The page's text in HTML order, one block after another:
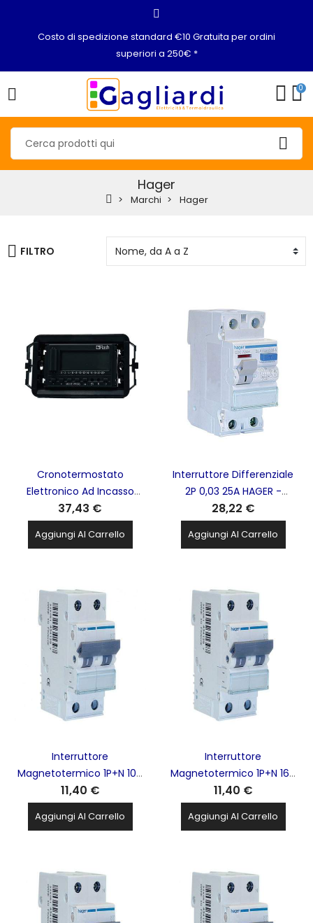
Costo di spedizione standard €10 Gratuita per ordini
superiori a 250€ *
0
Hager
Marchi Hager
FILTRO
Cronotermostato
Elettronico Ad Incasso
Flash HAGER - 43012
37,43 €
Aggiungi Al Carrello
Interruttore Differenziale
2P 0,03 25A HAGER -
CDC724H
28,22 €
Aggiungi Al Carrello
Interruttore
Magnetotermico 1P+N 10A
4,5Ka 2M HAGER - MYN510
11,40 €
Aggiungi Al Carrello
Interruttore
Magnetotermico 1P+N 16A
4,5Ka 2M HAGER - MYN516
11,40 €
Aggiungi Al Carrello